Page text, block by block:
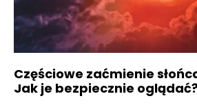
Częściowe zaćmienie
Jak je bezpiecznie